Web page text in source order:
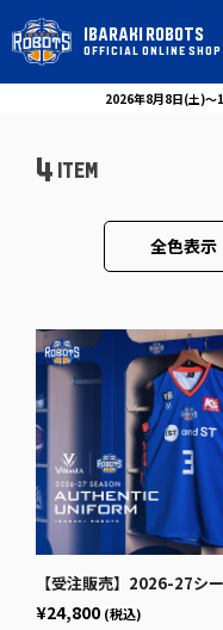
IBARAKI ROBOTS
OFFICIAL ONLINE SHOP
2026年8月8日(土)～
4 ITEM
全色表示
【受注販売】2026-27シーズンオーセンティックユニフォーム（ホーム/
¥24,800 (税込)